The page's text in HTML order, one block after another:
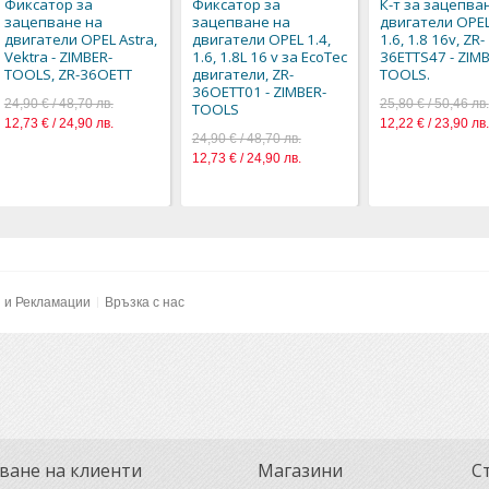
Фиксатор за
зацепване на
двигатели OPEL Astra,
Vektra - ZIMBER-
TOOLS, ZR-36OETT
24,90 € / 48,70 лв.
12,73 € / 24,90 лв.
Фиксатор за
зацепване на
двигатели OPEL 1.4,
1.6, 1.8L 16 v за EcoTec
двигатели, ZR-
36OETT01 - ZIMBER-
TOOLS
24,90 € / 48,70 лв.
12,73 € / 24,90 лв.
К-т за
двигатели
1.6, 1.8 16v, ZR-
36ETTS47 -
TOOLS.
25,80 € / 50,46 лв.
12,22 € / 23,90 лв.
и Рекламации Връзка с нас
на клиенти Магазини